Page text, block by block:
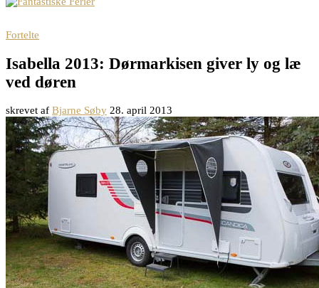
Fortelte
Isabella 2013: Dørmarkisen giver ly og læ
ved døren
skrevet af Bjarne Søby 28. april 2013